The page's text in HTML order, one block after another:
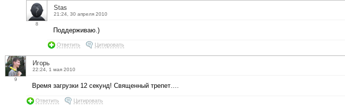
8
Stas
21:24, 30 апреля 2010
Поддерживаю.)
Ответить Цитировать
9
Игорь
22:24, 1 мая 2010
Время загрузки 12 секунд! Священный трепет….
Ответить Цитировать